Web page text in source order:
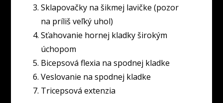
Sklapovačky na šikmej lavičke (pozor
na príliš veľký uhol)
Sťahovanie hornej kladky širokým
úchopom
Bicepsová flexia na spodnej kladke
Veslovanie na spodnej kladke
Tricepsová extenzia